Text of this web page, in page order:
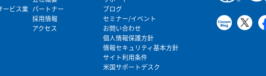
ービス業 パートナー
採用情報
アクセス
ブログ
セミナー/イベント
お問い合わせ
個人情報保護方針
情報セキュリティ基本方針
サイト利用条件
米国サポートデスク